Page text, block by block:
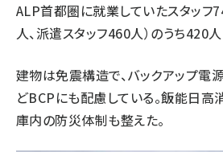
ALP首都圏に就業していたスタッフ
人、派遣スタッフ460人）のうち420
建物は免震構造で、バックアップ電
どBCPにも配慮している。飯能日高
庫内の防災体制も整えた。